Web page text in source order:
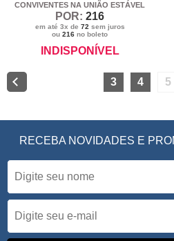
CONVIVENTES NA UNIÃO ESTÁVEL
POR: 216
em até 3x de 72 sem juros
ou216 no boleto
INDISPONÍVEL
3 4 5
RECEBA NOVIDADES E